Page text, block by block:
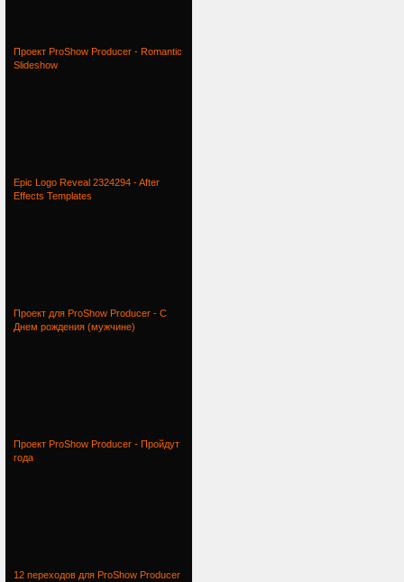
Проект ProShow Producer - Romantic
Slideshow
Epic Logo Reveal 2324294 - After
Effects Templates
Проект для ProShow Producer - С
Днем рождения (мужчине)
Проект ProShow Producer - Пройдут
года
12 переходов для ProShow Producer